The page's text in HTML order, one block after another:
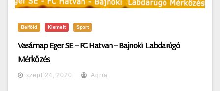
Belföld Kiemelt Sport
Vasárnap Eger SE – FC Hatvan – Bajnoki Labdarúgó
Mérkőzés
szept 24, 2020 Agria